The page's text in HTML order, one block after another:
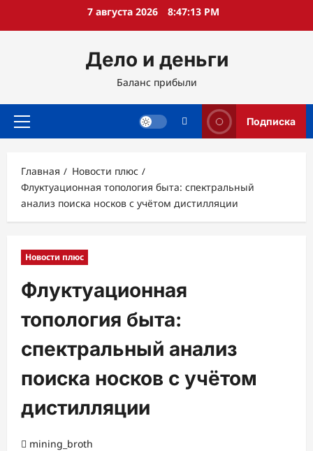
7 августа 2026 8:47:14 PM
Дело и деньги
Баланс прибыли
Основное
Подписка
Главная
Новости плюс
Флуктуационная топология быта: спектральный
анализ поиска носков с учётом дистилляции
Новости плюс
Флуктуационная
топология быта:
спектральный анализ
поиска носков с учётом
дистилляции
mining_broth